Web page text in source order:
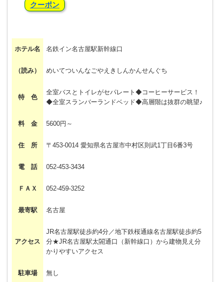
クーポン
ホテル名 名鉄イン名古屋駅新幹線口
（読み） めいてついんなごやえきしんかんせんぐち
特 色
全室バスとトイレがセパレート◆コーヒーサービス！
◆全室スランバーランドベッド◆高層階は抜群の眺望♪
料 金 5600円～
住 所 〒453-0014 愛知県名古屋市中村区則武1丁目6番3号
電 話 052-453-3434
ＦＡＸ 052-459-3252
最寄駅 名古屋
アクセス
JR名古屋駅徒歩約4分／地下鉄桜通線名古屋駅徒歩約5
分★JR名古屋駅太閤通口（新幹線口）から建物見え分
かりやすいアクセス
駐車場 無し